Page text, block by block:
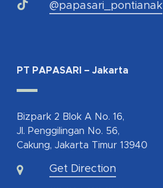
@papasari_pontianak
PT PAPASARI – Jakarta
Bizpark 2 Blok A No. 16,
Jl. Penggilingan No. 56,
Cakung, Jakarta Timur 13940
Get Direction